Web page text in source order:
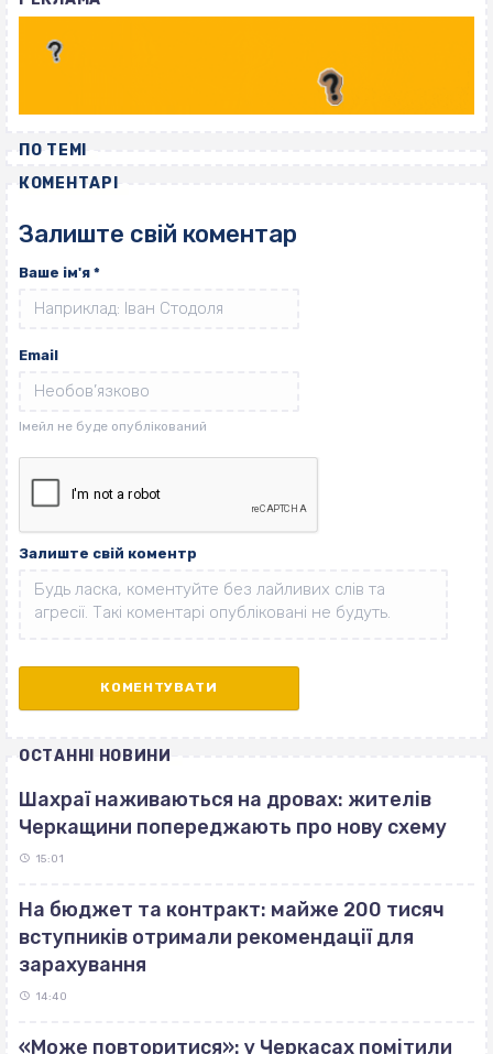
ПО ТЕМІ
КОМЕНТАРІ
Залиште свій коментар
Ваше ім'я *
Email
Залиште свій коментр
ОСТАННІ НОВИНИ
Шахраї наживаються на дровах: жителів
Черкащини попереджають про нову схему
15:01
На бюджет та контракт: майже 200 тисяч
вступників отримали рекомендації для
зарахування
14:40
«Може повторитися»: у Черкасах помітили